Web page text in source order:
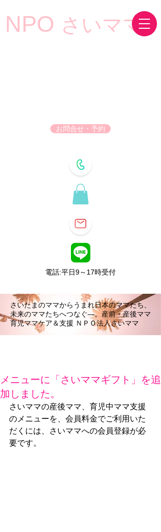
NPO さいママ
お問合せ・予約
電話:平日9～17時受付
さいたまのママからうまれ日本のママたち、
未来のママたちへつなぐ―。産前・産後ママ
育児ママケア＆支援 ＮＰＯ法人さいママ
メニューに「さいママギフト」を追
加しました。
さいママの産後ママ、育児中ママ支援
のメニューを、会員料金でご利用いた
だくには、さいママへの会員登録が必
要です。